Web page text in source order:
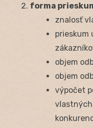
forma
znalosť
prieskum
objem
objem
výpočet
vlastných